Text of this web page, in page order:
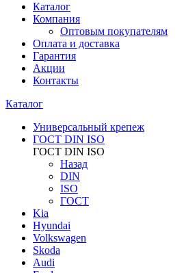
Каталог
Компания
Оптовым покупателям
Оплата и доставка
Гарантия
Акции
Контакты
Каталог
Универсальный крепеж
ГОСТ DIN ISO
ГОСТ DIN ISO
Назад
DIN
ISO
ГОСТ
Kia
Hyundai
Volkswagen
Skoda
Audi